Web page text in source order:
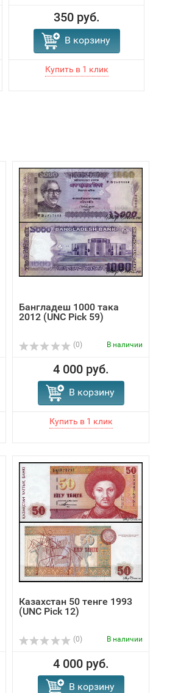
350 руб.
В корзину
Бангладеш 1000 така
2012 (UNC Pick 59)
(0) В наличии
4 000 руб.
В корзину
Казахстан 50 тенге 1993
(UNC Pick 12)
(0) В наличии
4 000 руб.
В корзину